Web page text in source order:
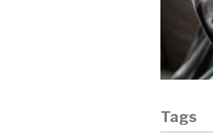
Tags